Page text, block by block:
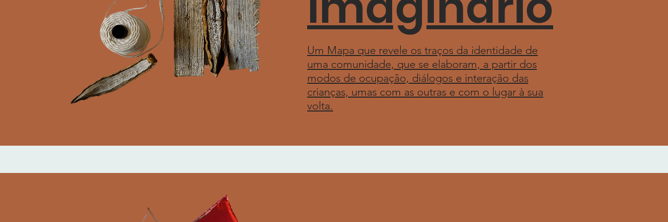
Um Mapa que revele os traços da identidade de
uma comunidade, que se elaboram, a partir dos
modos de ocupação, diálogos e interação das
crianças, umas com as outras e com o lugar à sua
volta.